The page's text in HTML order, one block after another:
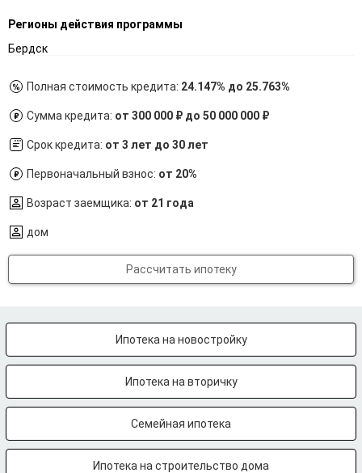
Регионы действия программы
Бердск
Полная стоимость кредита: 24.147% до 25.763%
Сумма кредита: от 300 000 ₽ до 50 000 000 ₽
Срок кредита: от 3 лет до 30 лет
Первоначальный взнос: от 20%
Возраст заемщика: от 21 года
дом
Рассчитать ипотеку
Ипотека на новостройку
Ипотека на вторичку
Семейная ипотека
Ипотека на строительство дома